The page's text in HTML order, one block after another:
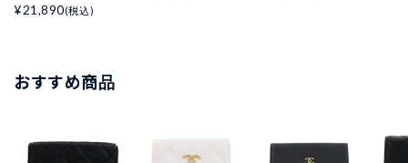
¥21,890(税込)
おすすめ商品